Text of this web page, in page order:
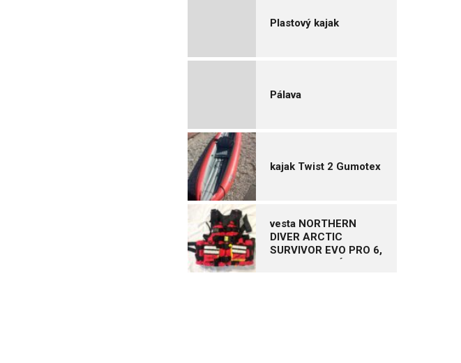
Plastový kajak
Pálava
kajak Twist 2 Gumotex
vesta NORTHERN
DIVER ARCTIC
SURVIVOR EVO PRO 6,
vel. XL – NOVÁ